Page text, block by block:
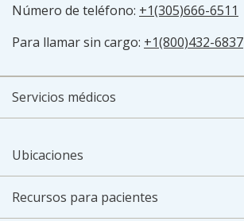
Número de teléfono: +1(305)666-6511
Para llamar sin cargo: +1(800)432-6837
Servicios médicos
Ubicaciones
Recursos para pacientes